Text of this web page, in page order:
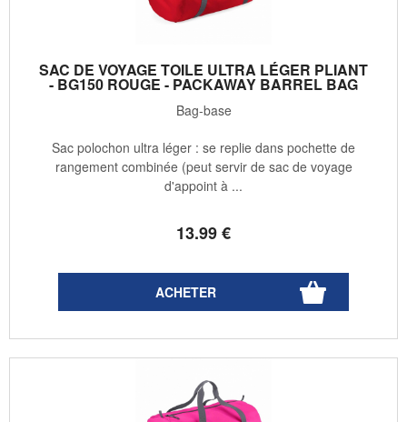
SAC DE VOYAGE TOILE ULTRA LÉGER PLIANT
- BG150 ROUGE - PACKAWAY BARREL BAG
Bag-base
13.99€
Sac polochon ultra léger : se replie dans pochette de
rangement combinée (peut servir de sac de voyage
d'appoint à ...